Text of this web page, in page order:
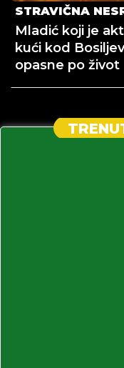
STRAVIČNA
Mladić koji je
kući kod
opasne po život